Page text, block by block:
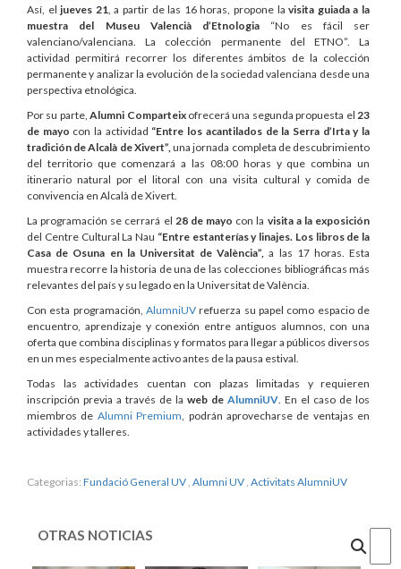
Así, eljueves 21 , a partir de las 16 horas, propone lavisita guiada a la
muestra del Museu Valencià d’Etnologia “No es fácil ser
valenciano/valenciana. La colección permanente del ETNO”. La
actividad permitirá recorrer los diferentes ámbitos de la colección
permanente y analizar la evolución de la sociedad valenciana desde una
perspectiva etnológica.
Por su parte,Alumni Comparteixofrecerá una segunda propuesta el 23
de mayo con la actividad “Entre los acantilados de la Serra d’Irta y la
tradición de Alcalà de Xivert”, una jornada completa de descubrimiento
del territorio que comenzará a las 08:00 horas y que combina un
itinerario natural por el litoral con una visita cultural y comida de
convivencia en Alcalà de Xivert.
La programación se cerrará el 28 de mayo con la visita a la exposición
del Centre Cultural La Nau “Entre estanterías y linajes. Los libros de la
Casa de Osuna en la Universitat de València”, a las 17 horas. Esta
muestra recorre la historia de una de las colecciones bibliográficas más
relevantes del país y su legado en la Universitat de València.
Con esta programación, AlumniUV refuerza su papel como espacio de
encuentro, aprendizaje y conexión entre antiguos alumnos, con una
oferta que combina disciplinas y formatos para llegar a públicos diversos
en un mes especialmente activo antes de la pausa estival.
Todas las actividades cuentan con plazas limitadas y requieren
inscripción previa a través de la web de AlumniUV . En el caso de los
miembros de Alumni Premium , podrán aprovecharse de ventajas en
actividades y talleres.
Categorias: Fundació General UV Alumni UV Activitats AlumniUV
OTRAS NOTICIAS